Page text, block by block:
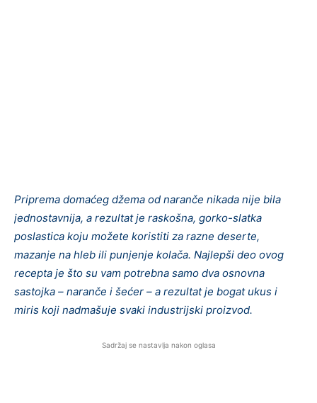
Priprema domaćeg džema od naranče nikada nije bila
jednostavnija, a rezultat je raskošna, gorko-slatka
poslastica koju možete koristiti za razne deserte,
mazanje na hleb ili punjenje kolača. Najlepši deo ovog
recepta je što su vam potrebna samo dva osnovna
sastojka – naranče i šećer – a rezultat je bogat ukus i
miris koji nadmašuje svaki industrijski proizvod.
Sadržaj se nastavlja nakon oglasa